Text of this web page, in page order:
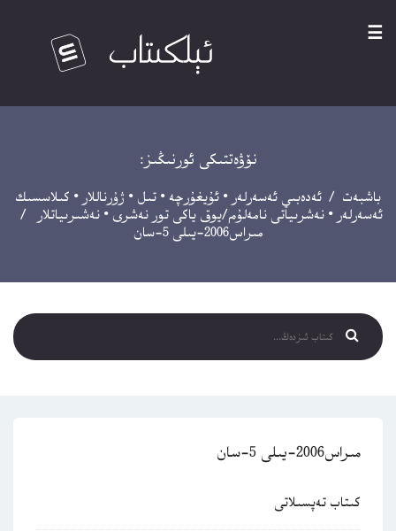
☰
نۆۋەتتىكى ئورنىڭىز:
باشبەت / ئەدەبىي ئەسەرلەر • ئۇيغۇرچە • تىل • ژۇرناللار • كىلاسسىك
ئەسەرلەر • نەشرىياتى نامەلۇم/يوق ياكى تور نەشرى • نەشىرىياتلار /
مىراس2006-يىلى 5-سان
مىراس2006-يىلى 5-سان
كىتاب تەپسىلاتى